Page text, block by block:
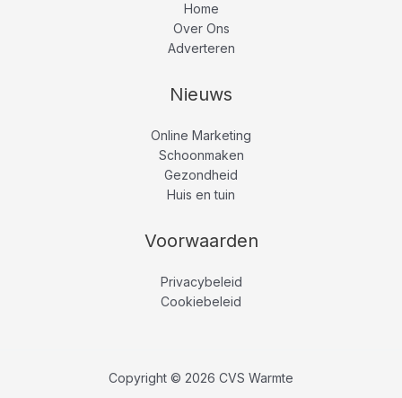
Home
Over Ons
Adverteren
Nieuws
Online Marketing
Schoonmaken
Gezondheid
Huis en tuin
Voorwaarden
Privacybeleid
Cookiebeleid
Copyright © 2026 CVS Warmte